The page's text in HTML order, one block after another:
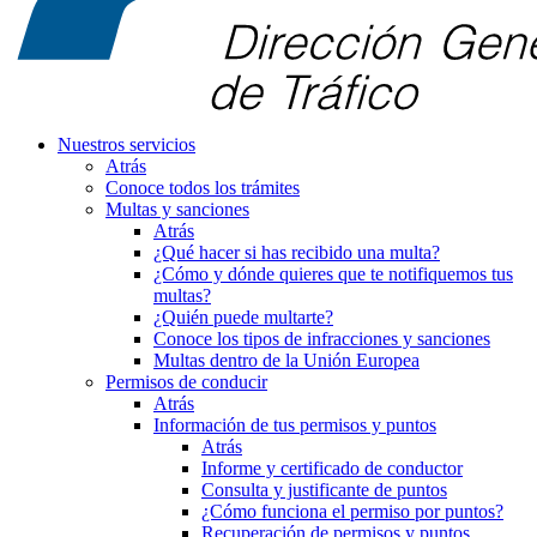
Nuestros servicios
Atrás
Conoce todos los trámites
Multas y sanciones
Atrás
¿Qué hacer si has recibido una multa?
¿Cómo y dónde quieres que te notifiquemos tus
multas?
¿Quién puede multarte?
Conoce los tipos de infracciones y sanciones
Multas dentro de la Unión Europea
Permisos de conducir
Atrás
Información de tus permisos y puntos
Atrás
Informe y certificado de conductor
Consulta y justificante de puntos
¿Cómo funciona el permiso por puntos?